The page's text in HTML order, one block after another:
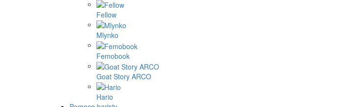
Fellow
Mlynko
Femobook
Goat Story ARCO
Hario